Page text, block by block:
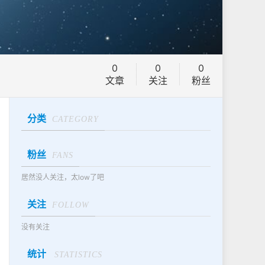
0
粉丝
0
关注
0
文章
分类 CATEGORY
粉丝 FANS
居然没人关注，太low了吧
关注 FOLLOW
没有关注
统计 STATISTICS